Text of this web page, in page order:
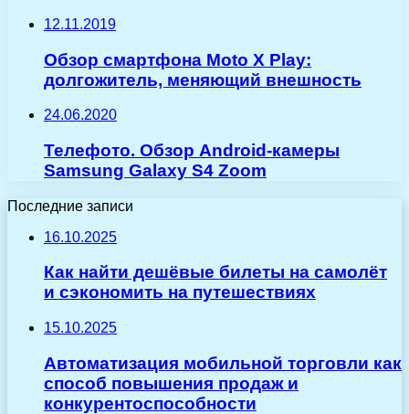
12.11.2019
Обзор смартфона Moto X Play:
долгожитель, меняющий внешность
24.06.2020
Телефото. Обзор Android-камеры
Samsung Galaxy S4 Zoom
Последние записи
16.10.2025
Как найти дешёвые билеты на самолёт
и сэкономить на путешествиях
15.10.2025
Автоматизация мобильной торговли как
способ повышения продаж и
конкурентоспособности